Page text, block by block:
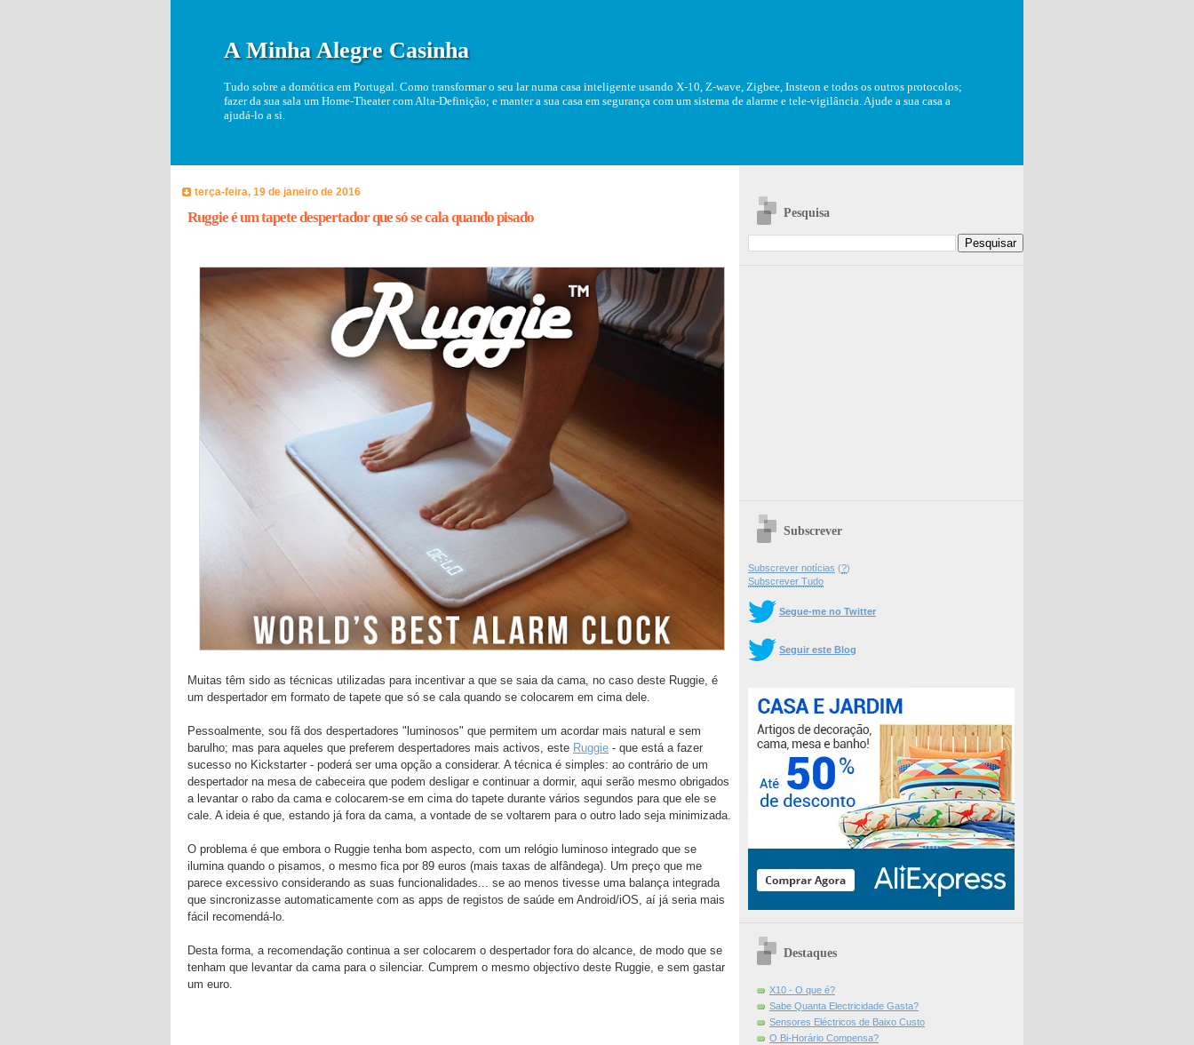
A Minha Alegre Casinha
Tudo sobre a domótica em Portugal. Como transformar o seu lar numa casa inteligente usando X-10, Z-wave, Zigbee, Insteon e todos os outros protocolos;
fazer da sua sala um Home-Theater com Alta-Definição; e manter a sua casa em segurança com um sistema de alarme e tele-vigilância. Ajude a sua casa a
ajudá-lo a si.
terça-feira, 19 de janeiro de 2016
Ruggie é um tapete despertador que só se cala quando pisado
Muitas têm sido as técnicas utilizadas para incentivar a que se saia da cama, no caso deste Ruggie, é
um despertador em formato de tapete que só se cala quando se colocarem em cima dele.
Pessoalmente, sou fã dos despertadores "luminosos" que permitem um acordar mais natural e sem
barulho; mas para aqueles que preferem despertadores mais activos, este Ruggie - que está a fazer
sucesso no Kickstarter - poderá ser uma opção a considerar. A técnica é simples: ao contrário de um
despertador na mesa de cabeceira que podem desligar e continuar a dormir, aqui serão mesmo obrigados
a levantar o rabo da cama e colocarem-se em cima do tapete durante vários segundos para que ele se
cale. A ideia é que, estando já fora da cama, a vontade de se voltarem para o outro lado seja minimizada.
O problema é que embora o Ruggie tenha bom aspecto, com um relógio luminoso integrado que se
ilumina quando o pisamos, o mesmo fica por 89 euros (mais taxas de alfândega). Um preço que me
parece excessivo considerando as suas funcionalidades... se ao menos tivesse uma balança integrada
que sincronizasse automaticamente com as apps de registos de saúde em Android/iOS, aí já seria mais
fácil recomendá-lo.
Desta forma, a recomendação continua a ser colocarem o despertador fora do alcance, de modo que se
tenham que levantar da cama para o silenciar. Cumprem o mesmo objectivo deste Ruggie, e sem gastar
um euro.
Pesquisa
Subscrever
Subscrever notícias (?)
Subscrever Tudo
Segue-me no Twitter
Seguir este Blog
Destaques
X10 - O que é?
Sabe Quanta Electricidade Gasta?
Sensores Eléctricos de Baixo Custo
O Bi-Horário Compensa?